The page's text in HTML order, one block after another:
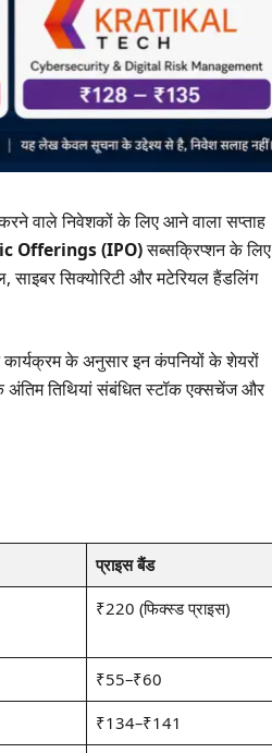
वाले निवेशकों के लिए आने वाला सप्ताह
Offerings (IPO)सब्सक्रिप्शन के लिए
साइबर सिक्योरिटी और मटेरियल हैंडलिंग
के अनुसार इन कंपनियों के शेयरों
अंतिम तिथियां संबंधित स्टॉक एक्सचेंज और
प्राइस बैंड
₹220 (फिक्स्ड प्राइस)
₹55–₹60
₹134–₹141